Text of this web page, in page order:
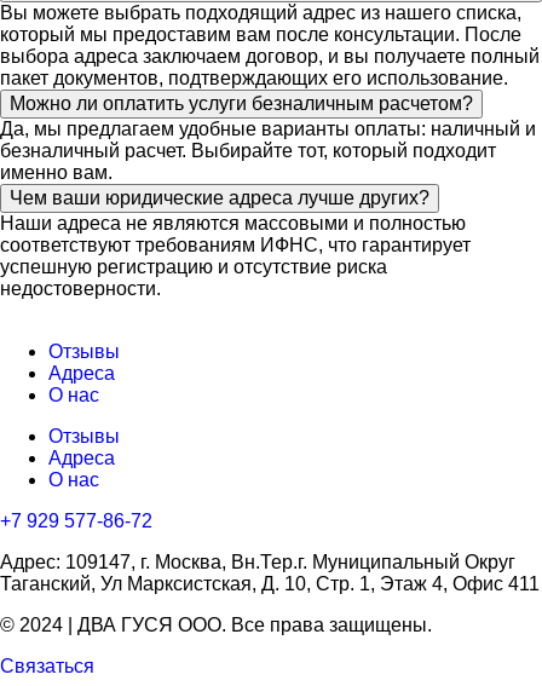
Вы можете выбрать подходящий адрес из нашего списка,
который мы предоставим вам после консультации. После
выбора адреса заключаем договор, и вы получаете полный
пакет документов, подтверждающих его использование.
Можно ли оплатить услуги безналичным расчетом?
Да, мы предлагаем удобные варианты оплаты: наличный и
безналичный расчет. Выбирайте тот, который подходит
именно вам.
Чем ваши юридические адреса лучше других?
Наши адреса не являются массовыми и полностью
соответствуют требованиям ИФНС, что гарантирует
успешную регистрацию и отсутствие риска
недостоверности.
Отзывы
Адреса
О нас
Отзывы
Адреса
О нас
+7 929 577-86-72
Адрес: 109147, г. Москва, Вн.Тер.г. Муниципальный Округ
Таганский, Ул Марксистская, Д. 10, Стр. 1, Этаж 4, Офис 411
© 2024 | ДВА ГУСЯ OOO. Все права защищены.
Связаться